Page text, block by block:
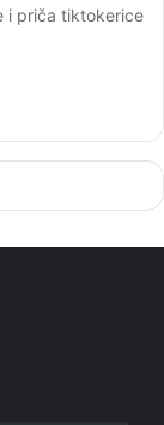
i priča tiktokerice